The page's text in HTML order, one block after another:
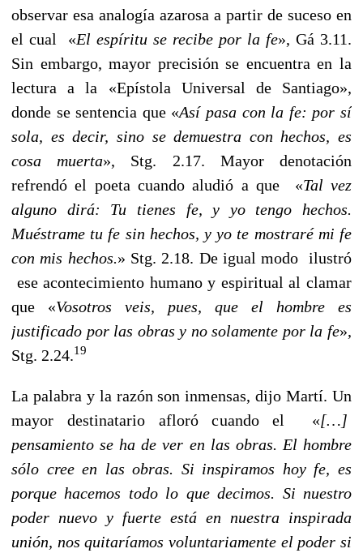
observar esa analogía azarosa a partir de suceso en
el cual «El espíritu se recibe por la fe», Gá 3.11.
Sin embargo, mayor precisión se encuentra en la
lectura a la «Epístola Universal de Santiago»,
donde se sentencia que «Así pasa con la fe: por sí
sola, es decir, sino se demuestra con hechos, es
cosa muerta», Stg. 2.17. Mayor denotación
refrendó el poeta cuando aludió a que «Tal vez
alguno dirá: Tu tienes fe, y yo tengo hechos.
Muéstrame tu fe sin hechos, y yo te mostraré mi fe
con mis hechos.» Stg. 2.18. De igual modo ilustró
ese acontecimiento humano y espiritual al clamar
que «Vosotros veis, pues, que el hombre es
justificado por las obras y no solamente por la fe»,
Stg. 2.24.19
La palabra y la razón son inmensas, dijo Martí. Un
mayor destinatario afloró cuando el «[…]
pensamiento se ha de ver en las obras. El hombre
sólo cree en las obras. Si inspiramos hoy fe, es
porque hacemos todo lo que decimos. Si nuestro
poder nuevo y fuerte está en nuestra inspirada
unión, nos quitaríamos voluntariamente el poder si